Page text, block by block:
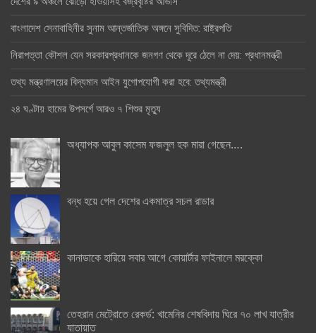
বাংলাদেশ সেনাবাহিনীর সুনাম আন্তর্জাতিক অঙ্গনে সুবিদিত: রাষ্ট্রপতি
নিরাপত্তা কৌশল যেন সরকারপ্রধানকে জনগণ থেকে দূরে ঠেলে না দেয়: প্রধানমন্ত্রী
তথ্য মন্ত্রণালয়ের বিদ্যমান আইন যুগোপযোগী করা হবে: তথ্যমন্ত্রী
২৪ ঘণ্টায় হামের উপসর্গে আরও ৭ শিশুর মৃত্যু
অধ্যাপক আবুল কাসেম ফজলুল হক মারা গেছেন….
বন্ধ হয়ে গেল দেশের একমাত্র সচল রাডার
কানাডাকে হারিয়ে সবার আগে কোয়ার্টার ফাইনালে মরক্কো
তেহরান মেট্রোতে রেকর্ড: খামেনির শেষবিদায় ঘিরে ৭০ লাখ যাত্রীর
যাতায়াত